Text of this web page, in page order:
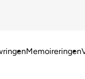
Memoireringen